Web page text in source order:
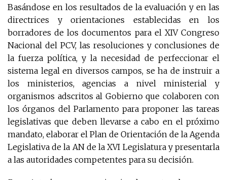
Basándose en los resultados de la evaluación y en las
directrices y orientaciones establecidas en los
borradores de los documentos para el XIV Congreso
Nacional del PCV, las resoluciones y conclusiones de
la fuerza política, y la necesidad de perfeccionar el
sistema legal en diversos campos, se ha de instruir a
los ministerios, agencias a nivel ministerial y
organismos adscritos al Gobierno que colaboren con
los órganos del Parlamento para proponer las tareas
legislativas que deben llevarse a cabo en el próximo
mandato, elaborar el Plan de Orientación de la Agenda
Legislativa de la AN de la XVI Legislatura y presentarla
a las autoridades competentes para su decisión.